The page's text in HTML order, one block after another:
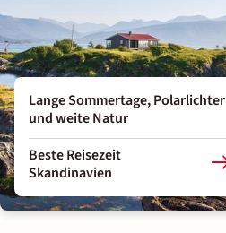
Lange Sommertage, Polarlichter
und weite Natur
Beste Reisezeit
Skandinavien